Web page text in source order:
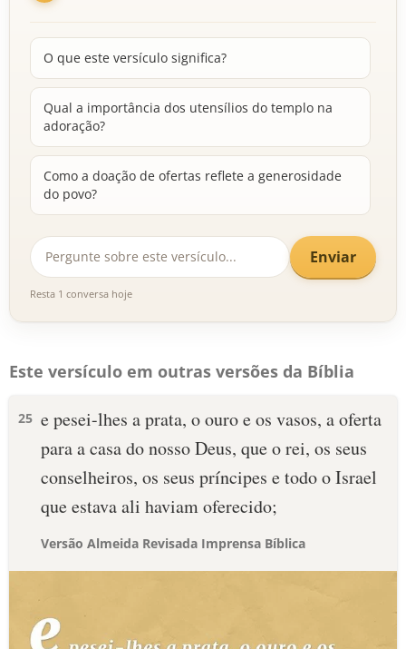
O que este versículo significa?
Qual a importância dos utensílios do templo na
adoração?
Como a doação de ofertas reflete a generosidade
do povo?
Enviar
Resta 1 conversa hoje
Este versículo em outras versões da Bíblia
25 e pesei-lhes a prata, o ouro e os vasos, a oferta
para a casa do nosso Deus, que o rei, os seus
conselheiros, os seus príncipes e todo o Israel
que estava ali haviam oferecido;
Versão Almeida Revisada Imprensa Bíblica